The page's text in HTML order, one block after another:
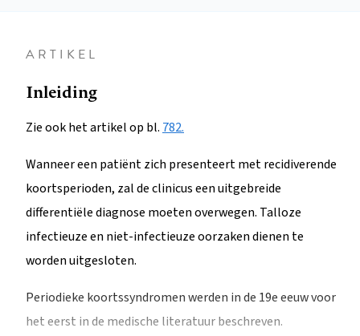
ARTIKEL
Inleiding
Zie ook het artikel op bl. 782.
Wanneer een patiënt zich presenteert met recidiverende
koortsperioden, zal de clinicus een uitgebreide
differentiële diagnose moeten overwegen. Talloze
infectieuze en niet-infectieuze oorzaken dienen te
worden uitgesloten.
Periodieke koortssyndromen werden in de 19e eeuw voor
het eerst in de medische literatuur beschreven.